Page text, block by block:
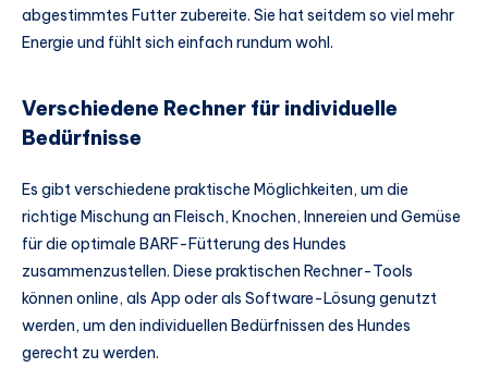
abgestimmtes Futter zubereite. Sie hat seitdem so viel mehr
Energie und fühlt sich einfach rundum wohl.
Verschiedene Rechner für individuelle
Bedürfnisse
Es gibt verschiedene praktische Möglichkeiten, um die
richtige Mischung an Fleisch, Knochen, Innereien und Gemüse
für die optimale BARF-Fütterung des Hundes
zusammenzustellen. Diese praktischen Rechner-Tools
können online, als App oder als Software-Lösung genutzt
werden, um den individuellen Bedürfnissen des Hundes
gerecht zu werden.